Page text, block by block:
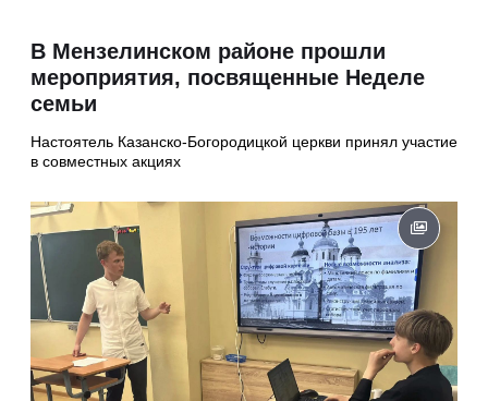
В Мензелинском районе прошли
мероприятия, посвященные Неделе
семьи
Настоятель Казанско-Богородицкой церкви принял участие
в совместных акциях